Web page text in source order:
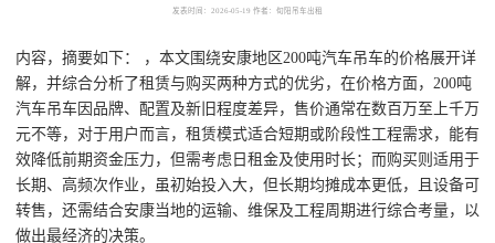
发表时间：2026-05-19 作者：旬阳吊车出租
内容，摘要如下： ，本文围绕安康地区200吨汽车吊车的价格展开详
解，并综合分析了租赁与购买两种方式的优劣，在价格方面，200吨
汽车吊车因品牌、配置及新旧程度差异，售价通常在数百万至上千万
元不等，对于用户而言，租赁模式适合短期或阶段性工程需求，能有
效降低前期资金压力，但需考虑日租金及使用时长；而购买则适用于
长期、高频次作业，虽初始投入大，但长期均摊成本更低，且设备可
转售，还需结合安康当地的运输、维保及工程周期进行综合考量，以
做出最经济的决策。